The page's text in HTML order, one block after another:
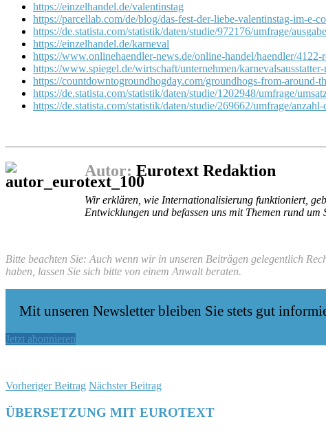
https://einzelhandel.de/valentinstag
https://parcellab.com/de/blog/das-fest-der-liebe-valentinstag-im-e-
https://de.statista.com/statistik/daten/studie/972176/umfrage/
https://einzelhandel.de/karneval
https://www.onlinehaendler-news.de/online-handel/haendler/
https://www.spiegel.de/wirtschaft/unternehmen/
https://countdowntogroundhogday.com/groundhogs-from-around-
https://de.statista.com/statistik/daten/studie/1202948/umfrage/
https://de.statista.com/statistik/daten/studie/269662/umfrage/
Autor: Eurotext Redaktion
Wir erklären, wie Internationalisierung funktioniert,
Entwicklungen und befassen uns mit Themen rund um
Bitte beachten Sie: Auch wenn wir in unseren Beiträgen gelegentlich
haben, lassen Sie sich bitte von einem Anwalt beraten.
Mit unseren Newsletter bleiben Sie stets gut
Jetzt abonnieren
Vorheriger Beitrag Nächster Beitrag
ÜBERSETZUNG MIT EUROTEXT